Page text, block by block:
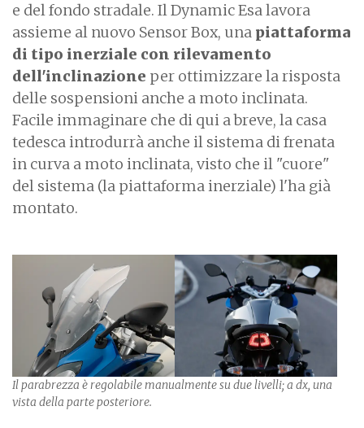
e del fondo stradale. Il Dynamic Esa lavora
assieme al nuovo Sensor Box, una piattaforma
di tipo inerziale con rilevamento
dell'inclinazione per ottimizzare la risposta
delle sospensioni anche a moto inclinata.
Facile immaginare che di qui a breve, la casa
tedesca introdurrà anche il sistema di frenata
in curva a moto inclinata, visto che il "cuore"
del sistema (la piattaforma inerziale) l'ha già
montato.
Il parabrezza è regolabile manualmente su due livelli; a dx, una
vista della parte posteriore.